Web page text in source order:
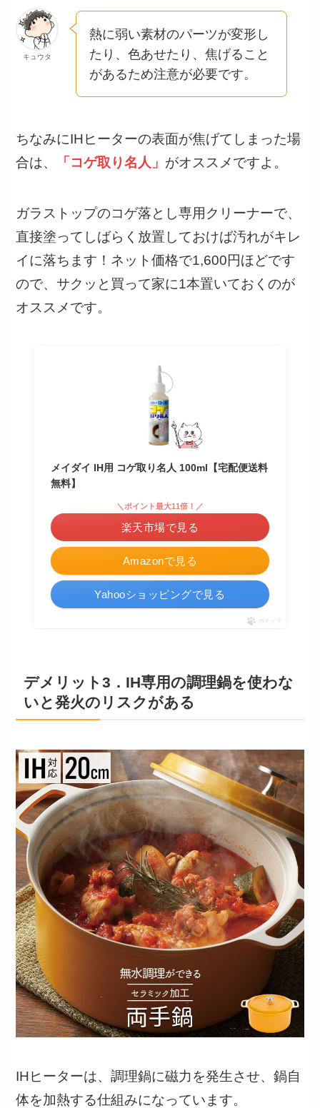
キュウタ
熱に弱い素材のパーツが変形し
たり、色あせたり、焦げること
があるため注意が必要です。
ちなみにIHヒーターの表面が焦げてしまった場
合は、
「コゲ取り名人」 がオススメですよ。
ガラストップのコゲ落とし専用クリーナーで、
直接塗ってしばらく放置しておけば汚れがキレ
イに落ちます！ネット価格で1,600円ほどです
ので、サクッと買って家に1本置いておくのが
オススメです。
メイダイ IH用 コゲ取り名人 100ml【宅配便送料
無料】
Amazonで見る
＼ポイント最大11倍！／
楽天市場で見る
Yahooショッピングで見る
ポチップ
デメリット3．IH専用の調理鍋を使わな
いと発火のリスクがある
IHヒーターは、調理鍋に磁力を発生させ、鍋自
体を加熱する仕組みになっています。